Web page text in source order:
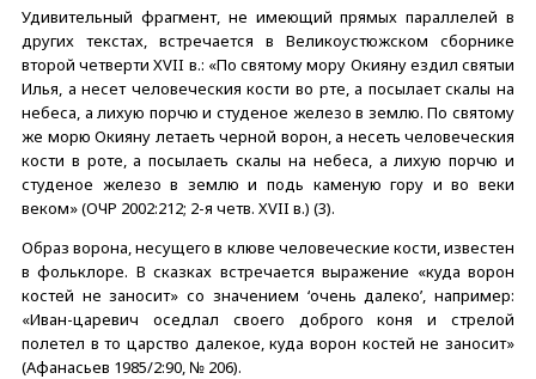
Удивительный фрагмент, не имеющий прямых параллелей в
других текстах, встречается в Великоустюжском сборнике
второй четверти XVII в.: «По святому мору Окияну ездил святыи
Илья, а несет человеческия кости во рте, а посылает скалы на
небеса, а лихую порчю и студеное железо в землю. По святому
же морю Окияну летаеть черной ворон, а несеть человеческия
кости в роте, а посылаеть скалы на небеса, а лихую порчю и
студеное железо в землю и подь каменую гору и во веки
веком» (ОЧР 2002:212; 2-я четв. XVII в.) (3).
Образ ворона, несущего в клюве человеческие кости, известен
в фольклоре. В сказках встречается выражение «куда ворон
костей не заносит» со значением ‘очень далеко’, например:
«Иван-царевич оседлал своего доброго коня и стрелой
полетел в то царство далекое, куда ворон костей не заносит»
(Афанасьев 1985/2:90, № 206).